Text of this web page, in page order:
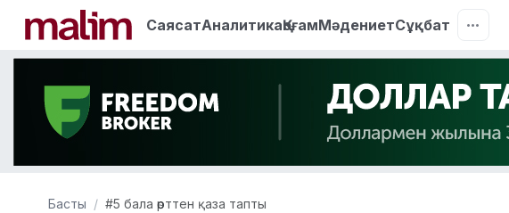
СаясатАналитикаҚоғамМәдениетСұқбат
Басты #5 бала өрттен қаза тапты